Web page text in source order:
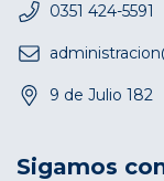
0351 424-5591
9 de Julio 182
Sigamos